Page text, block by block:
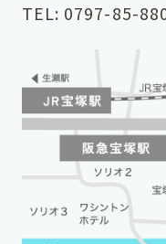
TEL: 0797-85-